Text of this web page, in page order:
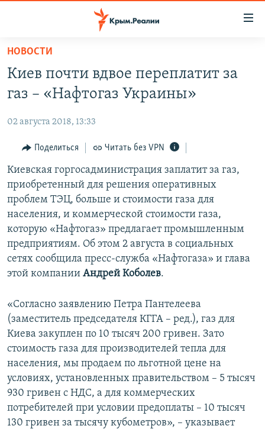
Вернуться
основному
содержанию
навигации
Вернутся
поиску
СПЕЦПРОЕКТЫ
КАРТА ВОЕННЫХ ОБЪЕКТОВ КРЫМА
11 ЛЕТ ОККУПАЦИИ КРЫМА. 11 ИСТОРИЙ СОПРОТИВЛЕНИЯ
ИСТОРИЯ
ЕЩЕ
ИНТЕРАКТИВ
ИНФОГРАФИКА
ТЕЛЕПРОЕКТ КРЫМ.РЕАЛИИ
СОВЕТЫ ПРАВОЗАЩИТНИКОВ
ПРОПАВШИЕ БЕЗ ВЕСТИ
ПОБЕДИТЕЛЕЙ НЕ СУДЯТ?
ELIFBE
УКРАИНСКАЯ ПРОБЛЕМА КРЫМА
РАДІО СВОБОДА
КАК ОБОЙТИ БЛОКИРОВКУ
Українською
Qırımtatar
ПРИСОЕДИНЯЙТЕСЬ!
Все сайты RFE/RL
НОВОСТИ
Киев почти вдвое переплатит за
газ – «Нафтогаз Украины»
02 августа 2018, 13:33
Поделиться Читать без VPN
Киевская горгосадминистрация заплатит за газ,
приобретенный для решения оперативных
проблем ТЭЦ, больше и стоимости газа для
населения, и коммерческой стоимости газа,
которую «Нафтогаз» предлагает промышленным
предприятиям. Об этом 2 августа в социальных
сетях сообщила пресс-служба «Нафтогаза» и глава
этой компании Андрей Коболев.
«Согласно заявлению Петра Пантелеева
(заместитель председателя КГГА – ред.), газ для
Киева закуплен по 10 тысяч 200 гривен. Зато
стоимость газа для производителей тепла для
населения, мы продаем по льготной цене на
условиях, установленных правительством – 5 тысяч
930 гривен с НДС, а для коммерческих
потребителей при условии предоплаты – 10 тысяч
130 гривен за тысячу кубометров», – указывает